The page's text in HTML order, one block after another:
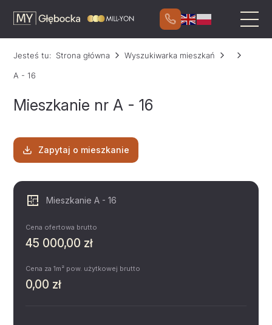
Jesteś tu: Strona główna Wyszukiwarka mieszkań
A - 16
Mieszkanie nr A - 16
Zapytaj o mieszkanie
Mieszkanie A - 16
Cena ofertowa brutto
45 000,00 zł
Cena za 1m² pow. użytkowej brutto
0,00 zł